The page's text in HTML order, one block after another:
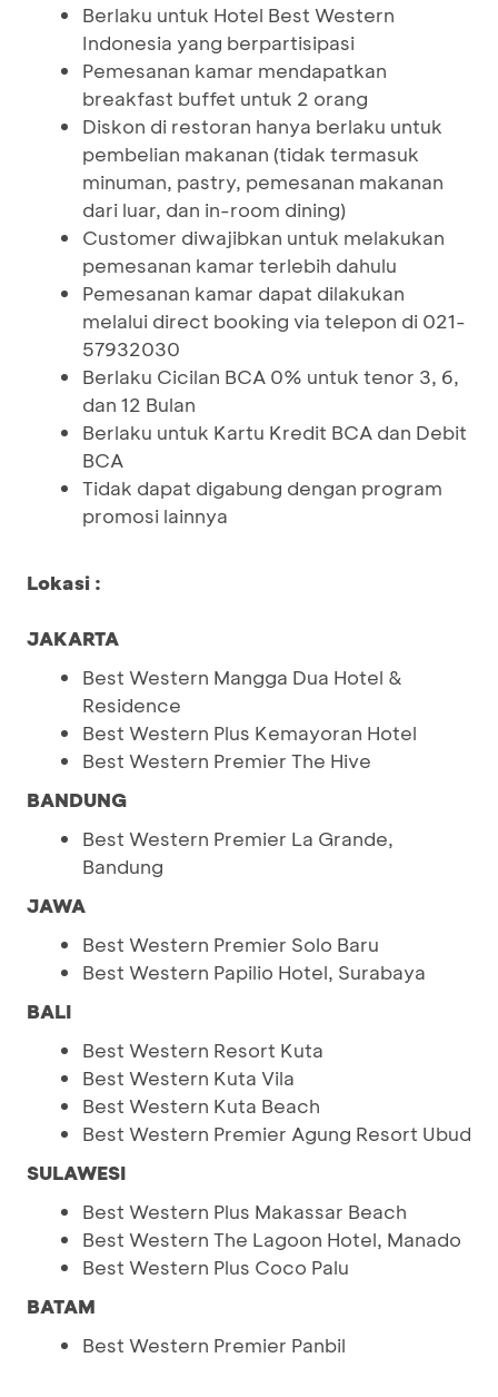
Berlaku untuk Hotel Best Western
Indonesia yang berpartisipasi
Pemesanan kamar mendapatkan
breakfast buffet untuk 2 orang
Diskon di restoran hanya berlaku untuk
pembelian makanan (tidak termasuk
minuman, pastry, pemesanan makanan
dari luar, dan in-room dining)
Customer diwajibkan untuk melakukan
pemesanan kamar terlebih dahulu
Pemesanan kamar dapat dilakukan
melalui direct booking via telepon di 021-
57932030
Berlaku Cicilan BCA 0% untuk tenor 3, 6,
dan 12 Bulan
Berlaku untuk Kartu Kredit BCA dan Debit
BCA
Tidak dapat digabung dengan program
promosi lainnya
Lokasi :
JAKARTA
Best Western Mangga Dua Hotel &
Residence
Best Western Plus Kemayoran Hotel
Best Western Premier The Hive
BANDUNG
Best Western Premier La Grande,
Bandung
JAWA
Best Western Premier Solo Baru
Best Western Papilio Hotel, Surabaya
BALI
Best Western Resort Kuta
Best Western Kuta Vila
Best Western Kuta Beach
Best Western Premier Agung Resort Ubud
SULAWESI
Best Western Plus Makassar Beach
Best Western The Lagoon Hotel, Manado
Best Western Plus Coco Palu
BATAM
Best Western Premier Panbil